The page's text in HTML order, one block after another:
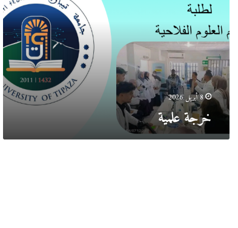
8 أبريل 2026
خرجة علمية